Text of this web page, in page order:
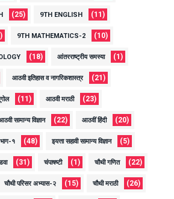
(25) 9TH ENGLISH (11)
9TH MATHEMATICS-2 (10)
(18) आंतरराष्ट्रीय समस्या (1)
आठवी इतिहास व नागरिकशास्त्र (21)
(11) आठवी मराठी (23)
सामान्य विज्ञान (22) आठवीं हिंदी (20)
भाग-१ (48) इयत्ता सहावी सामान्य विज्ञान (5)
(31) चंपाषष्टी (1) चौथी गणित (22)
चौथी परिसर अभ्यास-२ (15) चौथी मराठी (26)